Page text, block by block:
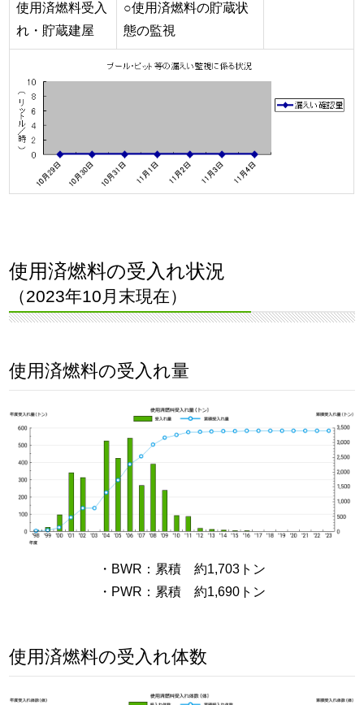
使用済燃料受入
れ・貯蔵建屋
○使用済燃料の貯蔵状
態の監視
使用済燃料の受入れ状況
（2023年10月末現在）
使用済燃料の受入れ量
・BWR：累積 約1,703トン
・PWR：累積 約1,690トン
使用済燃料の受入れ体数